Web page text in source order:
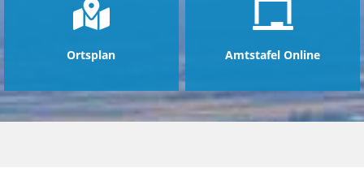
Ortsplan Amtstafel Online